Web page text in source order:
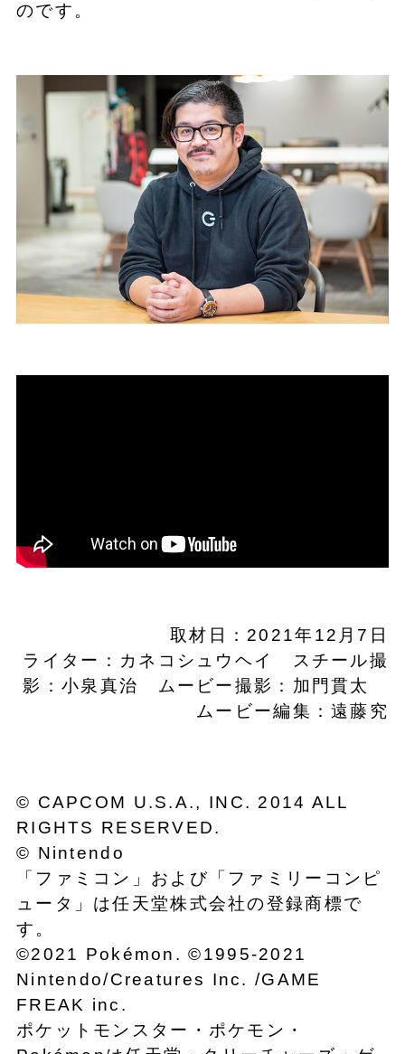
のです。
取材日：2021年12月7日
ライター：カネコシュウヘイ スチール撮
影：小泉真治 ムービー撮影：加門貫太
ムービー編集：遠藤究
© CAPCOM U.S.A., INC. 2014 ALL
RIGHTS RESERVED.
© Nintendo
「ファミコン」および「ファミリーコンピ
ュータ」は任天堂株式会社の登録商標で
す。
©2021 Pokémon. ©1995-2021
Nintendo/Creatures Inc. /GAME
FREAK inc.
ポケットモンスター・ポケモン・